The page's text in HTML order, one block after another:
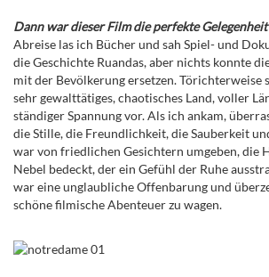
Dann war dieser Film die perfekte Gelegenheit
Abreise las ich Bücher und sah Spiel- und
die Geschichte Ruandas, aber nichts konnte
mit der Bevölkerung ersetzen. Törichterweise
sehr gewalttätiges, chaotisches Land, voller
ständiger Spannung vor. Als ich ankam,
die Stille, die Freundlichkeit, die Sauberkeit
war von friedlichen Gesichtern umgeben, die
Nebel bedeckt, der ein Gefühl der Ruhe
war eine unglaubliche Offenbarung und
schöne filmische Abenteuer zu wagen.